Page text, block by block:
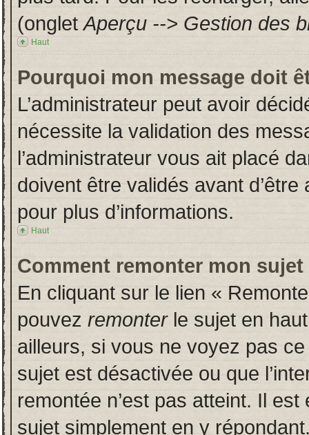
(ongletAperçu --> Gestion des
Haut
Pourquoi mon message doit
L’administrateur peut avoir
nécessite la validation des
l’administrateur vous ait placé
doivent être validés avant
pour plus d’informations.
Haut
Comment remonter mon sujet
En cliquant sur le lien «
pouvez remonterle sujet en
ailleurs, si vous ne voyez pas
sujet est désactivée ou que
remontée n’est pas atteint. Il
sujet simplement en y